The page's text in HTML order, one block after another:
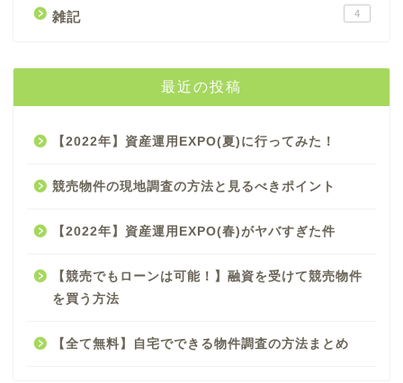
雑記 4
最近の投稿
【2022年】資産運用EXPO(夏)に行ってみた！
競売物件の現地調査の方法と見るべきポイント
【2022年】資産運用EXPO(春)がヤバすぎた件
【競売でもローンは可能！】融資を受けて競売物件
を買う方法
【全て無料】自宅でできる物件調査の方法まとめ